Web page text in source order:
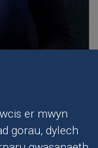
er mwyn
gorau, dylech